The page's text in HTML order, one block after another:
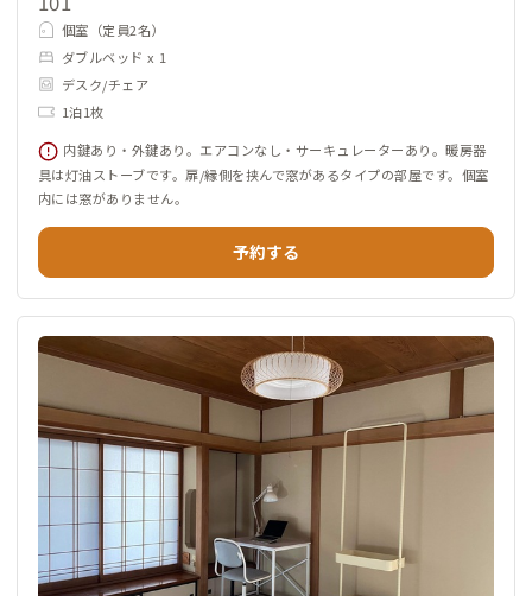
個室（定員2名）
ダブルベッド x 1
デスク/チェア
1泊1枚
内鍵あり・外鍵あり。エアコンなし・サーキュレーターあり。暖房器
具は灯油ストーブです。扉/縁側を挟んで窓があるタイプの部屋です。個室
内には窓がありません。
予約する